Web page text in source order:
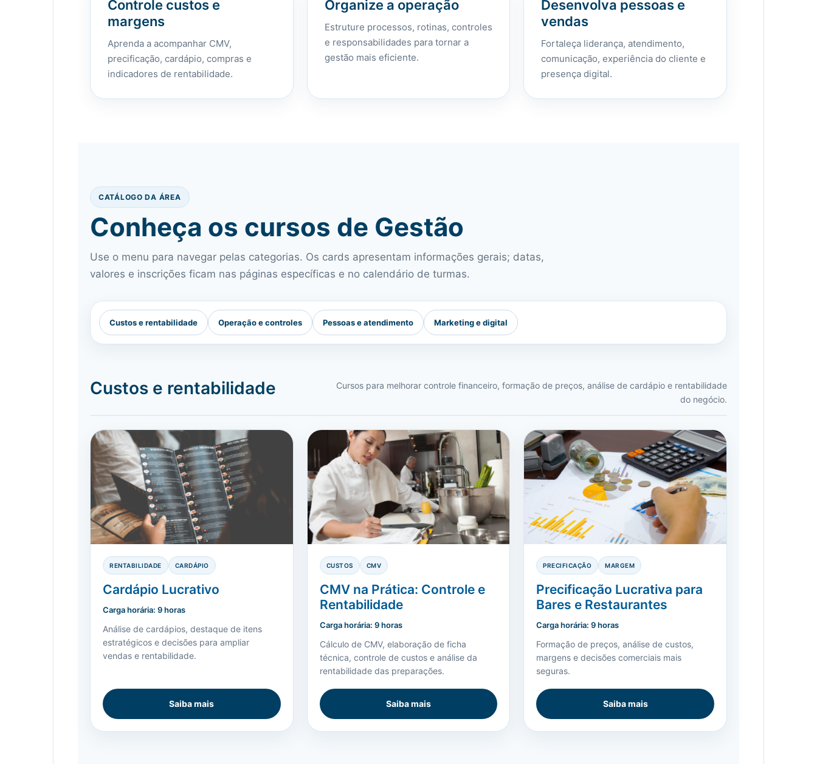
Controle custos e
margens
Aprenda a acompanhar CMV,
precificação, cardápio, compras e
indicadores de rentabilidade.
Organize a operação
Estruture processos, rotinas, controles
e responsabilidades para tornar a
gestão mais eficiente.
Desenvolva pessoas e
vendas
Fortaleça liderança, atendimento,
comunicação, experiência do cliente e
presença digital.
CATÁLOGO DA ÁREA
Conheça os cursos de Gestão
Use o menu para navegar pelas categorias. Os cards apresentam informações gerais; datas,
valores e inscrições ficam nas páginas específicas e no calendário de turmas.
Custos e rentabilidade Operação e controles Pessoas e atendimento Marketing e digital
Custos e rentabilidade
Cursos para melhorar controle financeiro, formação de preços, análise de cardápio e rentabilidade
do negócio.
RENTABILIDADE CARDÁPIO
Cardápio Lucrativo
Carga horária: 9 horas
Análise de cardápios, destaque de itens
estratégicos e decisões para ampliar
vendas e rentabilidade.
Saiba mais
CUSTOS CMV
CMV na Prática: Controle e
Rentabilidade
Carga horária: 9 horas
Cálculo de CMV, elaboração de ficha
técnica, controle de custos e análise da
rentabilidade das preparações.
Saiba mais
PRECIFICAÇÃO MARGEM
Precificação Lucrativa para
Bares e Restaurantes
Carga horária: 9 horas
Formação de preços, análise de custos,
margens e decisões comerciais mais
seguras.
Saiba mais